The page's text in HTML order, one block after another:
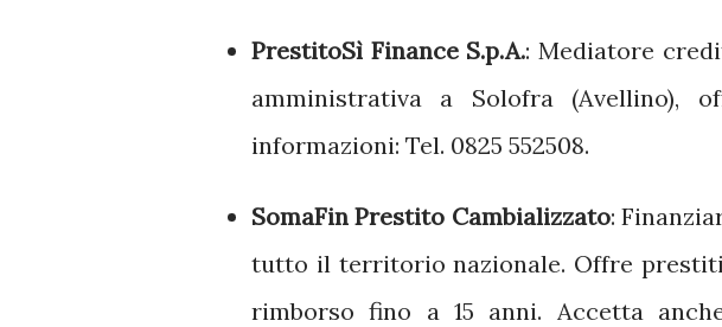
PrestitoSì Finance S.p.A.:Mediatore
amministrativa a Solofra (Avellino),
informazioni: Tel. 0825 552508.
SomaFin Prestito Cambializzato:
tutto il territorio nazionale. Offre
rimborso fino a 15 anni. Accetta